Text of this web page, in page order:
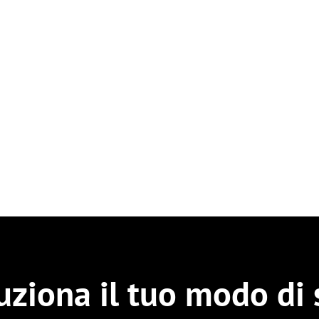
il tuo modo di